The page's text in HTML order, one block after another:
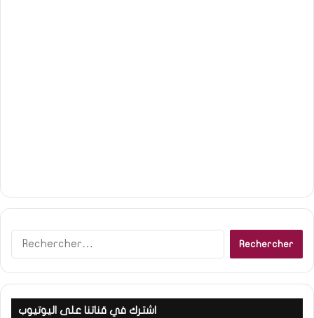
اشترك في قناتنا على اليوتيوب